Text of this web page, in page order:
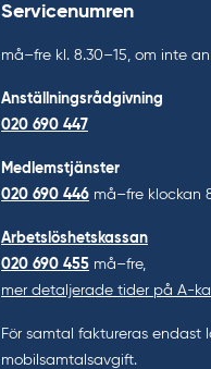
Servicenumren
må–fre kl. 8.30–15, om inte
Anställningsrådgivning
020 690 447
Medlemstjänster
020 690 446 må–fre klockan
Arbetslöshetskassan
020 690 455 må–fre,
mer detaljerade tider på A-
För samtal faktureras endast
mobilsamtalsavgift.